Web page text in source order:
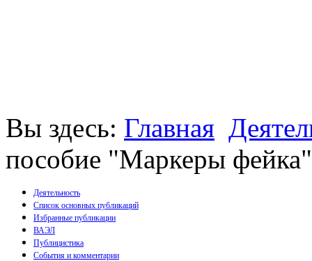
Вы здесь: Главная
пособие "Маркеры фейка"
Деятельность
Список основных публикаций
Монографии
Брошюры
Статьи
Избранные публикации
ВАЭЛ
Публицистика
События и комментарии